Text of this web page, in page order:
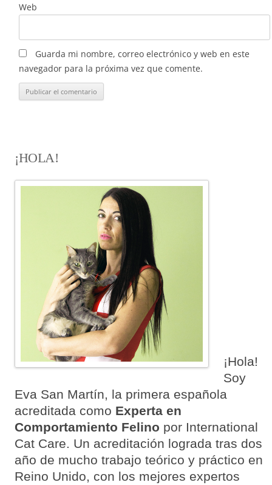
Web
Guarda mi nombre, correo electrónico y web en este
navegador para la próxima vez que comente.
¡HOLA!
¡Hola!
Soy
Eva San Martín, la primera española
acreditada como Experta en
Comportamiento Felino por International
Cat Care. Un acreditación lograda tras dos
año de mucho trabajo teórico y práctico en
Reino Unido, con los mejores expertos